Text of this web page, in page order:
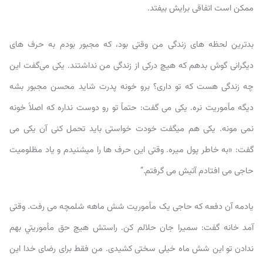
ممکن است اتفاقی برایش بیفتد.
بدترین لحظه های زندگی من وقتی بود، که مجبور بودم به حرف های
دیگرانی گوش بدهم که هیچ درکی از زندگی من نداشتند. یکی می‌گفت این
چه زندگی هست که تو داری؟ برو خونه پدرت شاید محسن مجبور بشه
دیگه مأموریت نره. یکی می گفت: حتماً تو رو دوست نداره که اصلاً خونه
نمی مونه. یکی هم میگفت خودت خواستی باید تحمل کنی آن یکی می
گفت: «به خاطر پول میره. وقتی این حرف ها را میشنیدم و یاد مظلومیت
حاجی می افتادم آتیش می گرفتم.”
یادمه آن دفعه که حاجی یک مأموریت شش ماهه شلمچه می رفت. وقتی
آمد خانه گفت: سمیرا جان حلالم کن. راستش هیچ حق مأموريتي بهم
ندادن تو این شش ماه خیلی سختی کشیدی. من فقط برای رضای خدا این